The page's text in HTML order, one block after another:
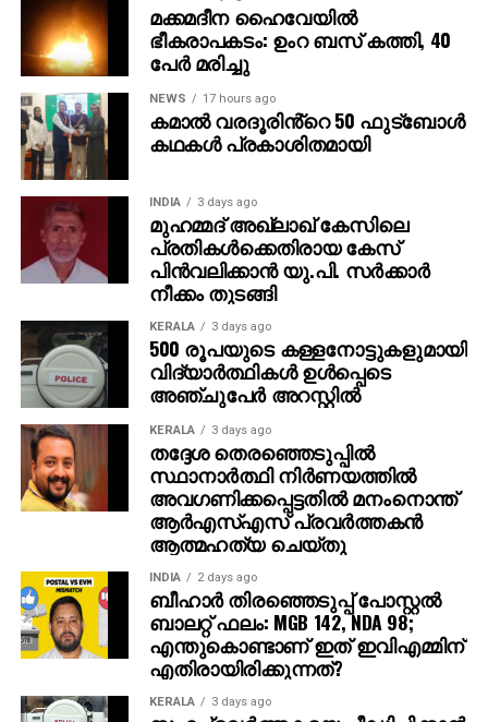
ലോകമൊട്ടാകെ ഇന്ത്യന്‍ സിനിമയുടെ മാനം
ഉയര്‍ത്തിയ ചിത്രമായി മാറി. ജെയിംസ് കാമറൂണ്‍,
സ്റ്റീഫന്‍ സ്പില്‍ബെര്‍ഗ്, ക്രിസ് ഹെംസ്വര്‍ത്ത്
തുടങ്ങിയ ഹോളിവുഡ് പ്രതിഭകളും ചിത്രത്തെ
പുകഴ്ത്തിയിരുന്നു.
ഇതിനിടെ, രാജമൗലി ഇപ്പോള്‍ മഹേഷ് ബാബു
നായകനായും പൃഥ്വിരാജ് സുകുമാരന്‍ വില്ലനായും
എത്തുന്ന പുതിയ ചിത്രത്തിന്റെ ഒരുക്കങ്ങളിലാണ്.
അതേസമയം, ബാഹുബലി ഒന്നും രണ്ടും ഭാഗങ്ങളും
ചേര്‍ത്ത ‘ദി എപ്പിക്ക്’ തിയറ്ററുകളില്‍ ആവേശം
സൃഷ്ടിച്ചുകൊണ്ടിരിക്കുകയാണ്.
മക്കമദീന ഹൈവേയില്‍
ഭീകരാപകടം: ഉംറ ബസ് കത്തി, 40
പേര്‍ മരിച്ചു
NEWS 17 hours ago
കമാൽ വരദൂരിൻ്റെ 50 ഫുട്ബോൾ
കഥകൾ പ്രകാശിതമായി
INDIA 3 days ago
മുഹമ്മദ് അഖ്‌ലാഖ് കേസിലെ
പ്രതികള്‍ക്കെതിരായ കേസ്
പിന്‍വലിക്കാന്‍ യു.പി. സര്‍ക്കാര്‍
നീക്കം തുടങ്ങി
KERALA 3 days ago
500 രൂപയുടെ കള്ളനോട്ടുകളുമായി
വിദ്യാര്‍ത്ഥികള്‍ ഉള്‍പ്പെടെ
അഞ്ചുപേര്‍ അറസ്റ്റില്‍
KERALA 3 days ago
തദ്ദേശ തെരഞ്ഞെടുപ്പില്‍
സ്ഥാനാര്‍ത്ഥി നിര്‍ണയത്തില്‍
അവഗണിക്കപ്പെട്ടതില്‍ മനംനൊന്ത്
ആര്‍എസ്എസ് പ്രവര്‍ത്തകന്‍
ആത്മഹത്യ ചെയ്തു
INDIA 2 days ago
ബീഹാർ തിരഞ്ഞെടുപ്പ് പോസ്റ്റൽ
ബാലറ്റ് ഫലം: MGB 142, NDA 98;
എന്തുകൊണ്ടാണ് ഇത് ഇവിഎമ്മിന്
എതിരായിരിക്കുന്നത്?
KERALA 3 days ago